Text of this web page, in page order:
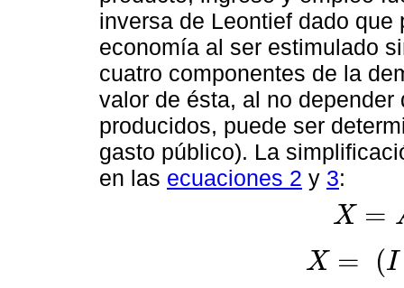
inversa de Leontief dado
economía al ser estimulado
cuatro componentes de la
valor de ésta, al no
producidos, puede ser
gasto público). La
en las ecuaciones 2 y 3:
X =
X=A +Y
X = (I
X= ( A)-1